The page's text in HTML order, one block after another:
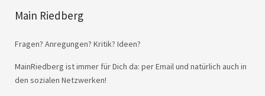
Main Riedberg
Fragen? Anregungen? Kritik? Ideen?
MainRiedberg ist immer für Dich da: per Email und natürlich auch in
den sozialen Netzwerken!